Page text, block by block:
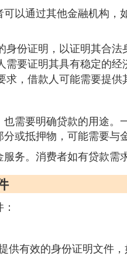
以通过其他金融机构
份证明，以证明其合法
需要证明其具有稳定的经
求，借款人可能需要提供
需要明确贷款的用途。
或抵押物，可能需要与
务。消费者如有贷款需
供有效的身份证明文件